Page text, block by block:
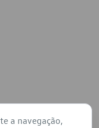
a navegação,